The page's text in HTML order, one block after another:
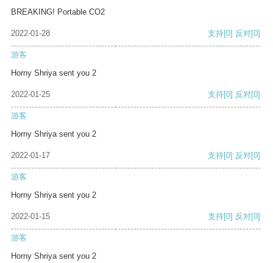
BREAKING! Portable CO2
2022-01-28 支持[0] 反对[0]
游客
Horny Shriya sent you 2
2022-01-25 支持[0] 反对[0]
游客
Horny Shriya sent you 2
2022-01-17 支持[0] 反对[0]
游客
Horny Shriya sent you 2
2022-01-15 支持[0] 反对[0]
游客
Horny Shriya sent you 2